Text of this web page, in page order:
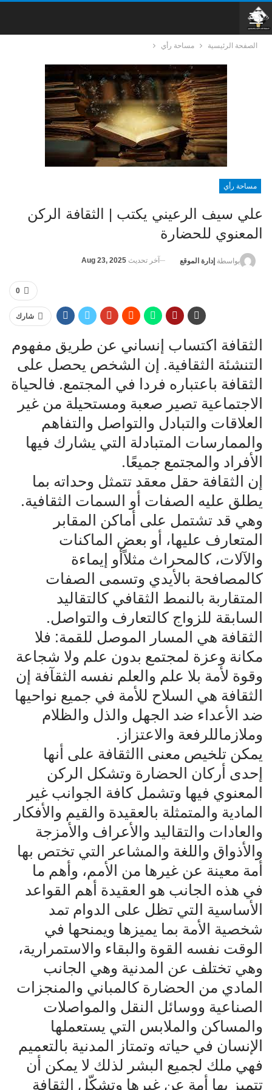
الصفحة الرئيسية مساحة رأي
مساحة رأي
علي سيف الرعيني يكتب | الثقافة الركن
المعنوي للحضارة
بواسطة إدارة الموقع آخر تحديث Aug 23, 2025
0
شارك
الثقافة اكتساب إنساني عن طريق مفهوم
التنشئة الثقافية. إن الشخص يحصل على
الثقافة باعتباره فردا في المجتمع. فالحياة
الاجتماعية تصير صعبة ومستحيلة من غير
العلاقات والتبادل والتواصل والتفاهم
والممارسات المتبادلة التي يشارك فيها
الأفراد والمجتمع جميعًا.
إن الثقافة حقل معقد تتمثل وحداته بما
يطلق عليه الصفات أو السمات الثقافية.
وهي قد تشتمل على أماكن المقابر
المتعارف عليها، أو بعض الماكنات
والآلات، كالمحراث مثلاًأو إيماءة
كالمصافحة بالأيدي وتسمى الصفات
المتقاربة بالنمط الثقافي كالتقاليد
السابقة للزواج كالتعارف والتواصل.
الثقافة هي المسار الموصل للقمة: فلا
مكانة وعزة لمجتمع بدون علم ولا شجاعة
وقوة لأمة بلا علم والعلم نفسه الثقآفة إن
الثقافة هي السلاح للأمة في جميع نواحيها
ضد الأعداء ضد الجهل والذل والظلام
وملازماللرفعة والاعتزاز.
يمكن تلخيص معنى االثقافة على أنها
إحدى أركان الحضارة وتشكل الركن
المعنوي فيها وتشمل كافة الجوانب غير
المادية والمتمثلة بالعقيدة والقيم والأفكار
والعادات والتقاليد والأعراف والأمزجة
والأذواق واللغة والمشاعر التي تختص بها
أمة معينة عن غيرها من الأمم، وأهم ما
في هذه الجانب هو العقيدة أهم القواعد
الأساسية التي تظل على الدوام تمد
شخصية الأمة بما يميزها ويمنحها في
الوقت نفسه القوة والبقاء والاستمرارية،
وهي تختلف عن المدنية وهي الجانب
المادي من الحضارة كالمباني والمنجزات
الصناعية ووسائل النقل والمواصلات
والمساكن والملابس التي يستعملها
الإنسان في حياته وتمتاز المدنية بالتعميم
فهي ملك لجميع البشر لذلك لا يمكن أن
تتميز بها أمة عن غيرها وتشكّل الثقافة